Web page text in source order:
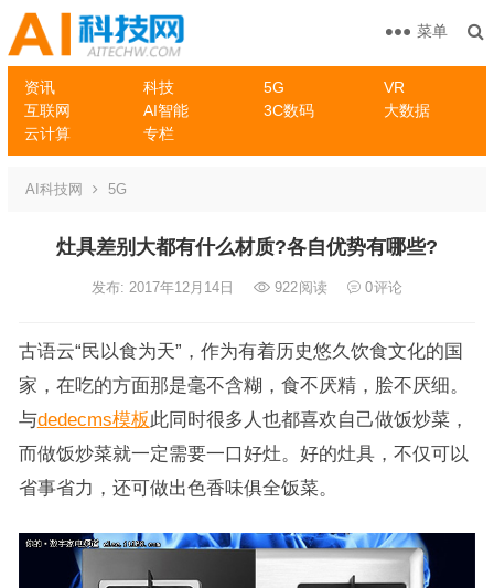
资讯 科技 5G
VR
互联网
AI智能 3C数码
大数据
云计算
专栏
菜单
AI科技网 5G
灶具差别大都有什么材质?各自优势有哪些?
发布: 2017年12月14日 922阅读 0评论
古语云“民以食为天”，作为有着历史悠久饮食文化的国
家，在吃的方面那是毫不含糊，食不厌精，脍不厌细。
与dedecms模板此同时很多人也都喜欢自己做饭炒菜，
而做饭炒菜就一定需要一口好灶。好的灶具，不仅可以
省事省力，还可做出色香味俱全饭菜。